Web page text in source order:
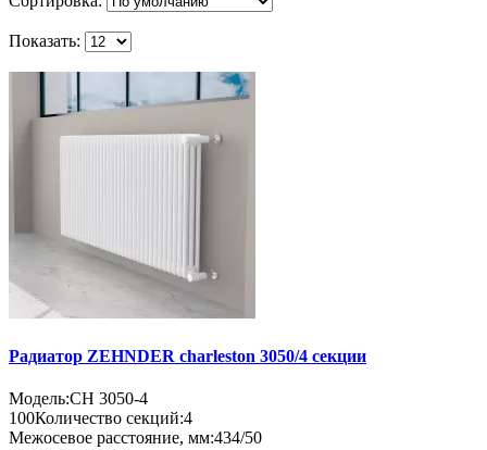
Показать:
Радиатор ZEHNDER charleston 3050/4 секции
Модель:CH 3050-4
100Количество секций:4
Межосевое расстояние, мм:434/50